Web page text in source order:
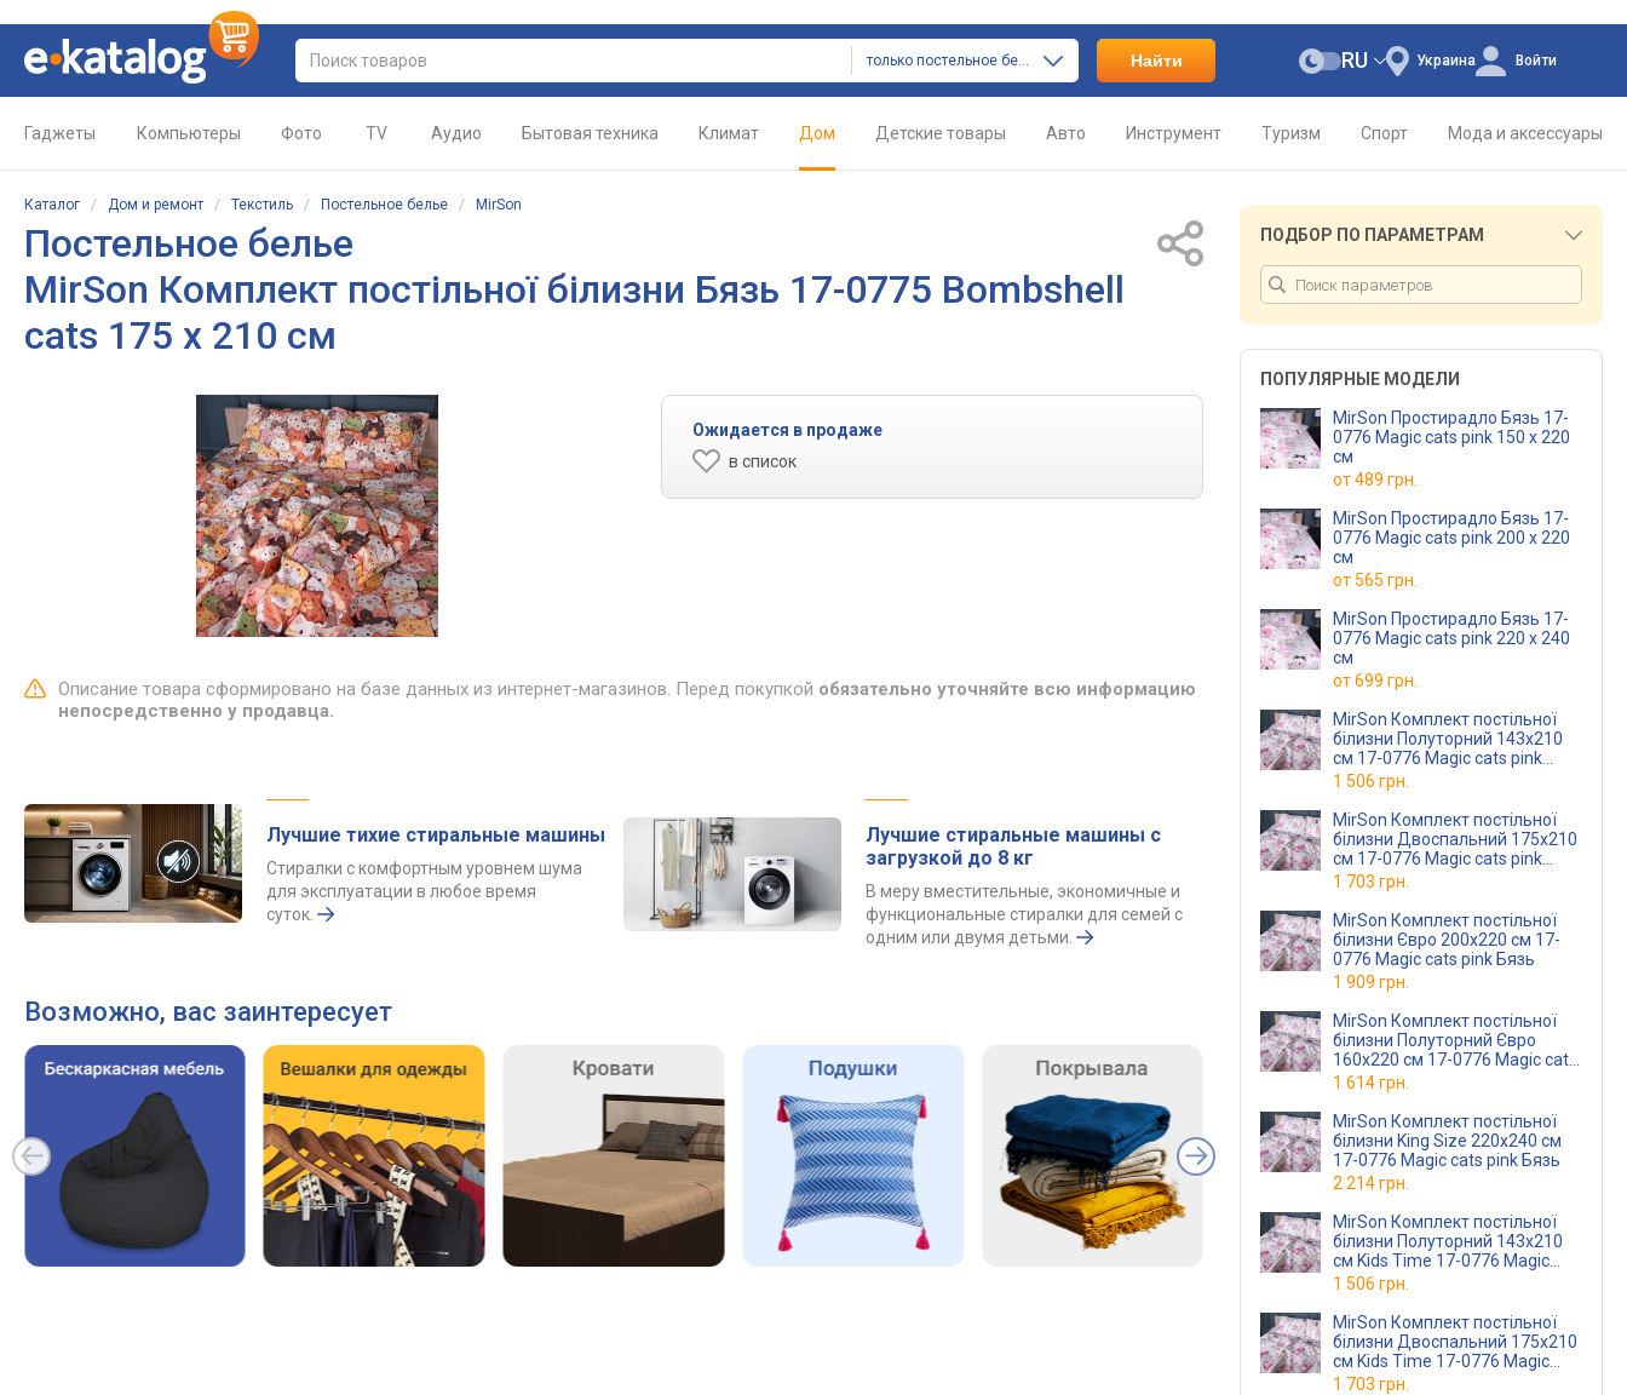
только постельное белье Найти Украина
RU Войти
Гаджеты Компьютеры Фото TV Аудио Бытовая техника Климат Дом Детские товары Авто Инструмент Туризм Спорт Мода и аксессуары
Каталог / Дом и ремонт / Текстиль / Постельное белье / MirSon
Постельное белье
MirSon Комплект постільної білизни Бязь 17-0775 Bombshell
cats 175 x 210 см
Ожидается в продаже
в список
Описание товара сформировано на базе данных из интернет-магазинов. Перед покупкой обязательно уточняйте всю информацию
непосредственно у продавца.
Лучшие тихие стиральные машины
Стиралки с комфортным уровнем шума
для эксплуатации в любое время
суток.
Лучшие стиральные машины с
загрузкой до 8 кг
В меру вместительные, экономичные и
функциональные стиралки для семей с
одним или двумя детьми.
Возможно, вас заинтересует
ПОДБОР ПО ПАРАМЕТРАМ
ПОПУЛЯРНЫЕ МОДЕЛИ
MirSon Простирадло Бязь 17-
0776 Magic cats pink 150 х 220
см
от489 грн.
MirSon Простирадло Бязь 17-
0776 Magic cats pink 200 х 220
см
от565 грн.
MirSon Простирадло Бязь 17-
0776 Magic cats pink 220 х 240
см
от699 грн.
MirSon Комплект постільної
білизни Полуторний 143х210
см 17-0776 Magic cats pink
Бязь
1 506 грн.
MirSon Комплект постільної
білизни Двоспальний 175х210
см 17-0776 Magic cats pink
Бязь
1 703 грн.
MirSon Комплект постільної
білизни Євро 200х220 см 17-
0776 Magic cats pink Бязь
1 909 грн.
MirSon Комплект постільної
білизни Полуторний Євро
160х220 см 17-0776 Magic cats
pink Бязь
1 614 грн.
MirSon Комплект постільної
білизни King Size 220х240 см
17-0776 Magic cats pink Бязь
2 214 грн.
MirSon Комплект постільної
білизни Полуторний 143х210
см Kids Time 17-0776 Magic
cats pink Бязь
1 506 грн.
MirSon Комплект постільної
білизни Двоспальний 175х210
см Kids Time 17-0776 Magic
cats pink Бязь
1 703 грн.